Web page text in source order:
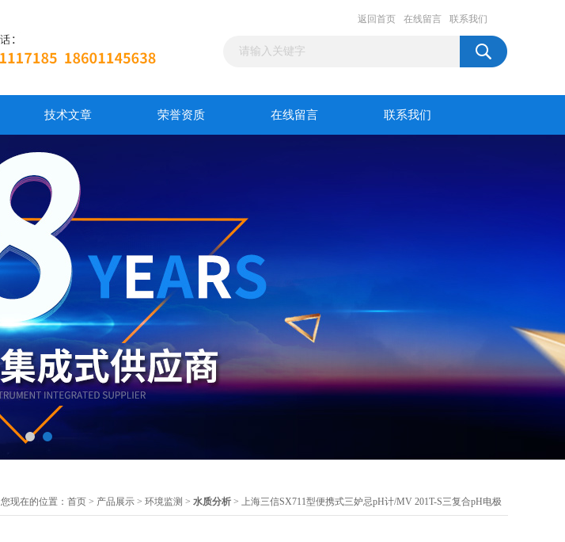
返回首页 在线留言 联系我们
技术文章 荣誉资质 在线留言 联系我们
您现在的位置： 首页 > 产品展示 > 环境监测 > 水质分析 > 上海三信SX711型便携式三妒忌pH计/MV 201T-S三复合pH电极